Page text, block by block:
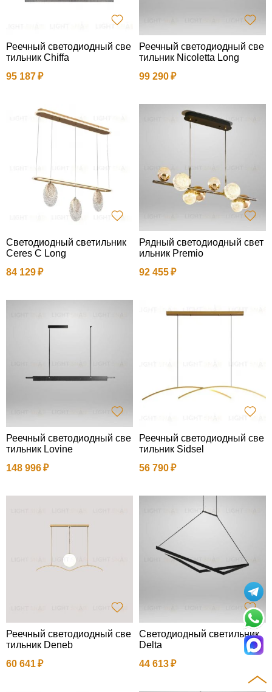
Реечный светодиодный све
тильник Chiffa
95 187
Реечный светодиодный све
тильник Nicoletta Long
99 290
Светодиодный светильник
Ceres C Long
84 129
Рядный светодиодный свет
ильник Premio
92 455
Реечный светодиодный све
тильник Lovine
148 996
Реечный светодиодный све
тильник Sidsel
56 790
Реечный светодиодный све
тильник Deneb
60 641
Светодиодный светильник
Delta
44 613